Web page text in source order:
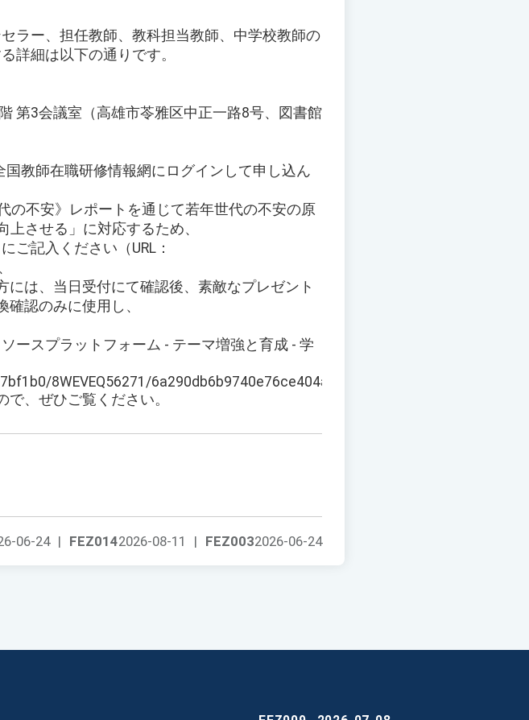
ラー、担任教師、教科担当教師、中学校教師の
詳細は以下の通りです。
第3会議室（高雄市苓雅区中正一路8号、図書館
教師在職研修情報網にログインして申し込ん
の不安》レポートを通じて若年世代の不安の原
上させる」に対応するため、
ご記入ください（URL：
は、当日受付にて確認後、素敵なプレゼント
認のみに使用し、
ースプラットフォーム - テーマ増強と育成 - 学
8WEVEQ56271/6a290db6b9740e76ce404a8f?
、ぜひご覧ください。
FEZ0032026-06-24
FEZ0142026-08-11 |
06-24 |